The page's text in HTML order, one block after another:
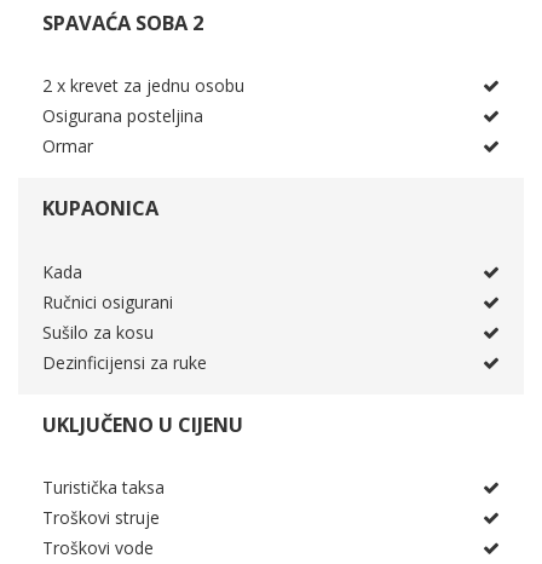
SPAVAĆA SOBA 2
2 x krevet za jednu osobu
Osigurana posteljina
Ormar
KUPAONICA
Kada
Ručnici osigurani
Sušilo za kosu
Dezinficijensi za ruke
UKLJUČENO U CIJENU
Turistička taksa
Troškovi struje
Troškovi vode